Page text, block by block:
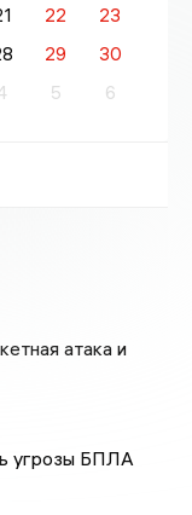
22
23
29
30
5 6
атака и
угрозы БПЛА